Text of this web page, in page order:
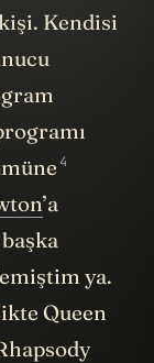
Kendisi
4
’a
ya.
Queen